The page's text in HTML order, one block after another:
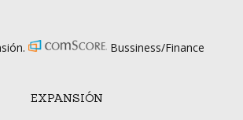
EXPANSIÓN
Bussiness/Finance